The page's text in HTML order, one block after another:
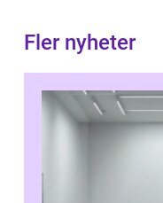
Fler nyheter